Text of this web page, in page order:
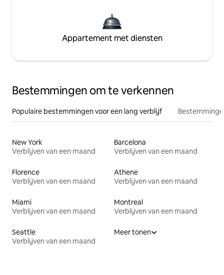
Appartement met diensten
Bestemmingen om te verkennen
Populaire bestemmingen voor een lang verblijf
New York
Verblijven van een maand
Barcelona
Verblijven van een maand
Florence
Verblijven van een maand
Athene
Verblijven van een maand
Miami
Verblijven van een maand
Montreal
Verblijven van een maand
Seattle
Verblijven van een maand
Meer tonen